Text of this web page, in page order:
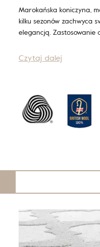
jasny
szary
Marokańska koniczyna,
kilku sezonów zachwyca
elegancją. Zastosowanie
Czytaj dalej